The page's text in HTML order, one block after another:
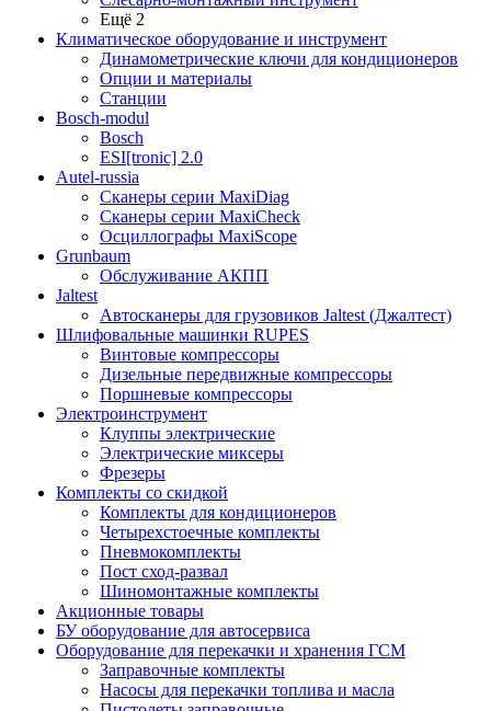
Ещё 2
Климатическое оборудование и инструмент
Динамометрические ключи для кондиционеров
Опции и материалы
Станции
Bosch-modul
Bosch
ESI[tronic] 2.0
Autel-russia
Сканеры серии MaxiDiag
Сканеры серии MaxiCheck
Осциллографы MaxiScope
Grunbaum
Обслуживание АКПП
Jaltest
Автосканеры для грузовиков Jaltest (Джалтест)
Шлифовальные машинки RUPES
Винтовые компрессоры
Дизельные передвижные компрессоры
Поршневые компрессоры
Электроинструмент
Клуппы электрические
Электрические миксеры
Фрезеры
Комплекты со скидкой
Комплекты для кондиционеров
Четырехстоечные комплекты
Пневмокомплекты
Пост сход-развал
Шиномонтажные комплекты
Акционные товары
БУ оборудование для автосервиса
Оборудование для перекачки и хранения ГСМ
Заправочные комплекты
Насосы для перекачки топлива и масла